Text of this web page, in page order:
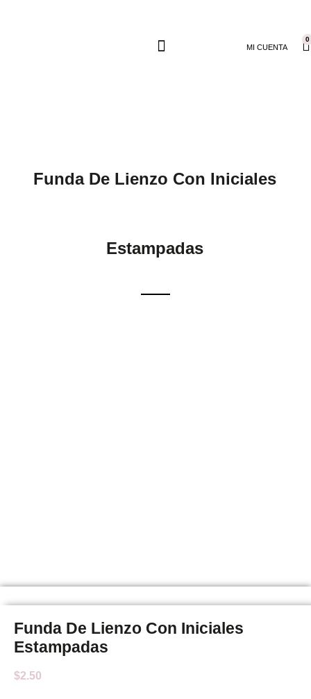
MI CUENTA
0
Funda De Lienzo Con Iniciales
Estampadas
Funda De Lienzo Con Iniciales
Estampadas
$2.50